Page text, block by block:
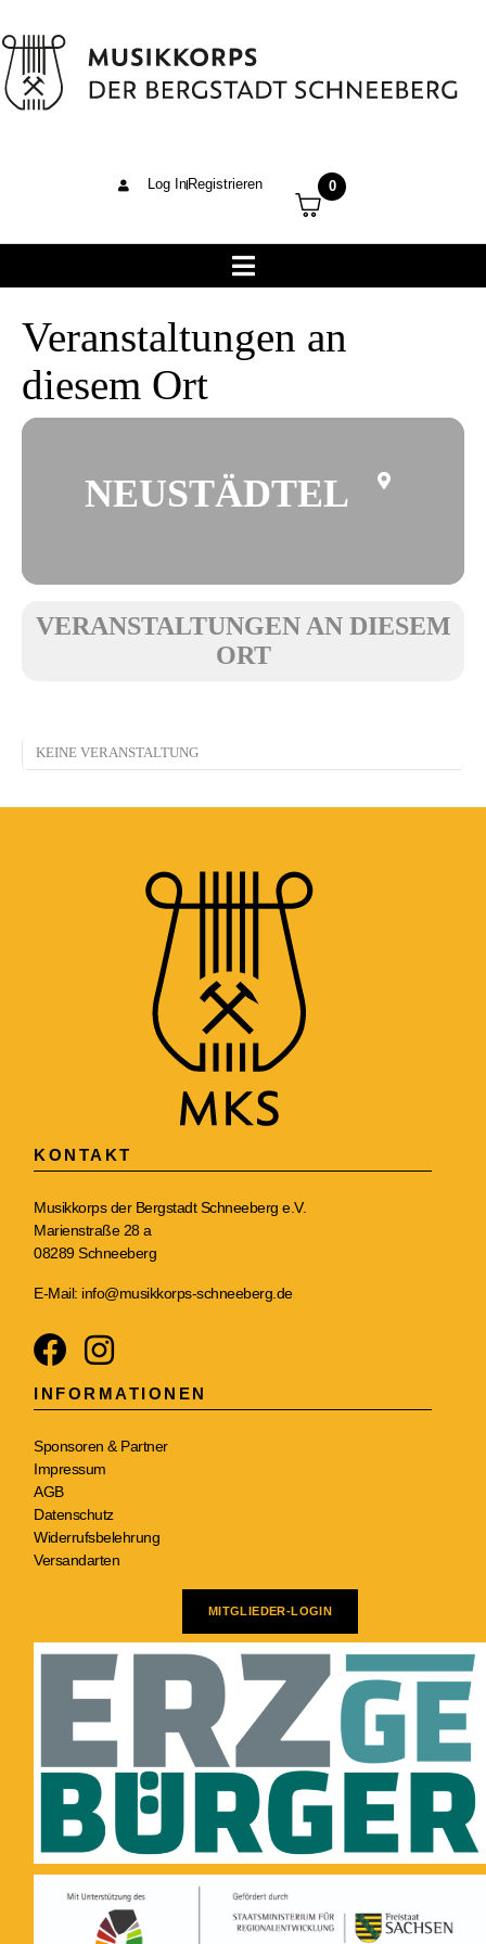
Log InRegistrieren 0
Veranstaltungen an
diesem Ort
NEUSTÄDTEL
VERANSTALTUNGEN AN DIESEM
ORT
KEINE VERANSTALTUNG
KONTAKT
Musikkorps der Bergstadt Schneeberg e.V.
Marienstraße 28 a
08289 Schneeberg
E-Mail: info@musikkorps-schneeberg.de
INFORMATIONEN
Sponsoren & Partner
Impressum
AGB
Datenschutz
Widerrufsbelehrung
Versandarten
MITGLIEDER-LOGIN